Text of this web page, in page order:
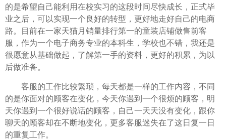
的是希望自己能利用在校实习的这段时间尽快成长，正式毕
业之后，可以实现一个良好的转型，更好地走好自己的电商
路。目前在一家天猫月销量排行第一的童装店铺做售前客
服，作为一个电子商务专业的本科生，学校也不错，我还是
很愿意从基础做起，了解第一手的资料，更好的积累，为以
后做准备。
客服的工作比较繁琐，每天都是一样的工作内容，不同
的是你面对的顾客在变化，今天你遇到一个很烦的顾客，明
天你遇到一个很好说话的顾客，自己一天天没有变化，跟你
聊天的顾客却在不断地变化，更多客服迷失在了这日复一日
的重复工作。